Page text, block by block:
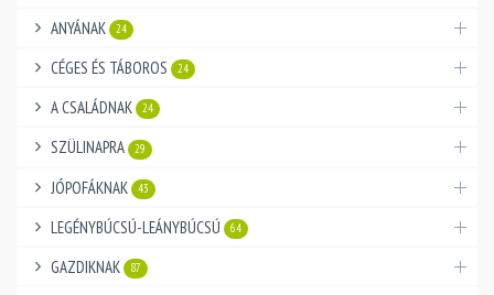
ANYÁNAK 24
CÉGES ÉS TÁBOROS 24
A CSALÁDNAK 24
SZÜLINAPRA 29
JÓPOFÁKNAK 43
LEGÉNYBÚCSÚ-LEÁNYBÚCSÚ 64
GAZDIKNAK 87